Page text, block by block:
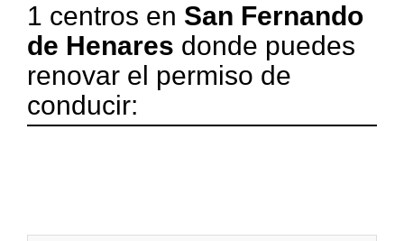
1 centros en San Fernando
de Henares donde puedes
renovar el permiso de
conducir: